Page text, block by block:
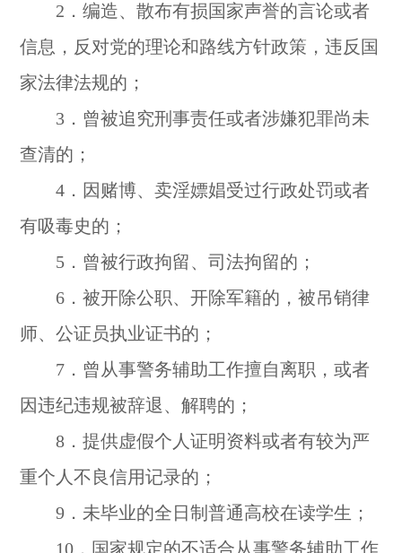
2．编造、散布有损国家声誉的言论或者
信息，反对党的理论和路线方针政策，违反国
家法律法规的；
3．曾被追究刑事责任或者涉嫌犯罪尚未
查清的；
4．因赌博、卖淫嫖娼受过行政处罚或者
有吸毒史的；
5．曾被行政拘留、司法拘留的；
6．被开除公职、开除军籍的，被吊销律
师、公证员执业证书的；
7．曾从事警务辅助工作擅自离职，或者
因违纪违规被辞退、解聘的；
8．提供虚假个人证明资料或者有较为严
重个人不良信用记录的；
9．未毕业的全日制普通高校在读学生；
10．国家规定的不适合从事警务辅助工作